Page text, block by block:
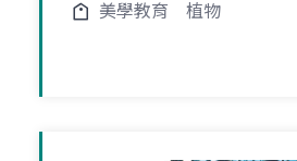
美學教育 植物